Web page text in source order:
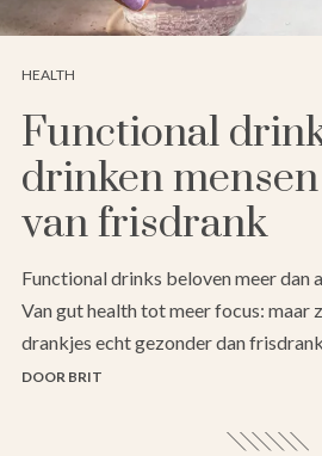
HEALTH
Functional
drinken
van frisdrank
Functional drinks beloven meer dan
Van gut health tot meer focus: maar
drankjes echt gezonder dan
DOOR BRIT